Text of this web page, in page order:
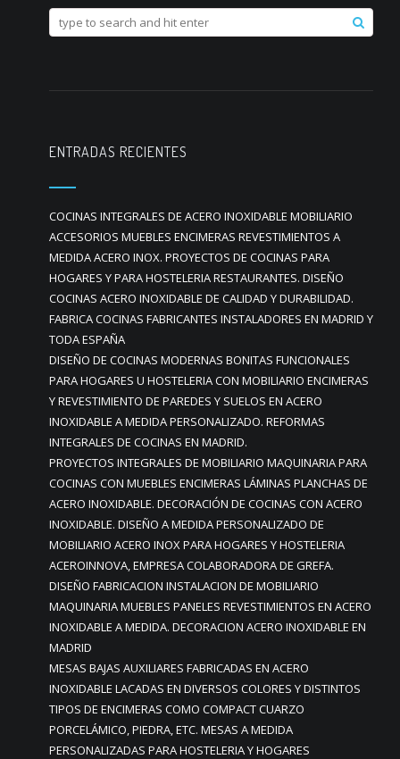
ENTRADAS RECIENTES
COCINAS INTEGRALES DE ACERO INOXIDABLE MOBILIARIO
ACCESORIOS MUEBLES ENCIMERAS REVESTIMIENTOS A
MEDIDA ACERO INOX. PROYECTOS DE COCINAS PARA
HOGARES Y PARA HOSTELERIA RESTAURANTES. DISEÑO
COCINAS ACERO INOXIDABLE DE CALIDAD Y DURABILIDAD.
FABRICA COCINAS FABRICANTES INSTALADORES EN MADRID Y
TODA ESPAÑA
DISEÑO DE COCINAS MODERNAS BONITAS FUNCIONALES
PARA HOGARES U HOSTELERIA CON MOBILIARIO ENCIMERAS
Y REVESTIMIENTO DE PAREDES Y SUELOS EN ACERO
INOXIDABLE A MEDIDA PERSONALIZADO. REFORMAS
INTEGRALES DE COCINAS EN MADRID.
PROYECTOS INTEGRALES DE MOBILIARIO MAQUINARIA PARA
COCINAS CON MUEBLES ENCIMERAS LÁMINAS PLANCHAS DE
ACERO INOXIDABLE. DECORACIÓN DE COCINAS CON ACERO
INOXIDABLE. DISEÑO A MEDIDA PERSONALIZADO DE
MOBILIARIO ACERO INOX PARA HOGARES Y HOSTELERIA
ACEROINNOVA, EMPRESA COLABORADORA DE GREFA.
DISEÑO FABRICACION INSTALACION DE MOBILIARIO
MAQUINARIA MUEBLES PANELES REVESTIMIENTOS EN ACERO
INOXIDABLE A MEDIDA. DECORACION ACERO INOXIDABLE EN
MADRID
MESAS BAJAS AUXILIARES FABRICADAS EN ACERO
INOXIDABLE LACADAS EN DIVERSOS COLORES Y DISTINTOS
TIPOS DE ENCIMERAS COMO COMPACT CUARZO
PORCELÁMICO, PIEDRA, ETC. MESAS A MEDIDA
PERSONALIZADAS PARA HOSTELERIA Y HOGARES